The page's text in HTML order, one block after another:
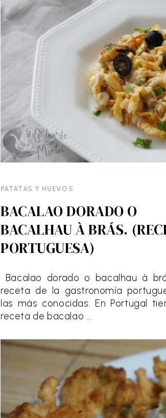
PATATAS Y HUEVOS
BACALAO DORADO O
BACALHAU À BRÁS.
PORTUGUESA)
Bacalao dorado o bacalhau à
receta de la gastronomía
las más conocidas. En Portugal
receta de bacalao ...